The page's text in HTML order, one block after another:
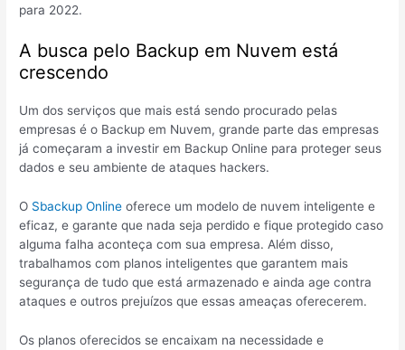
para 2022.
A busca pelo Backup em Nuvem está
crescendo
Um dos serviços que mais está sendo procurado pelas
empresas é o Backup em Nuvem, grande parte das empresas
já começaram a investir em Backup Online para proteger seus
dados e seu ambiente de ataques hackers.
O Sbackup Online oferece um modelo de nuvem inteligente e
eficaz, e garante que nada seja perdido e fique protegido caso
alguma falha aconteça com sua empresa. Além disso,
trabalhamos com planos inteligentes que garantem mais
segurança de tudo que está armazenado e ainda age contra
ataques e outros prejuízos que essas ameaças oferecerem.
Os planos oferecidos se encaixam na necessidade e